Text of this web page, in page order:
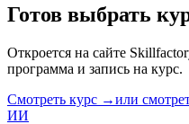
Готов выбрать
Откроется на сайте
программа и запись на курс.
Смотреть курс →или
ИИ